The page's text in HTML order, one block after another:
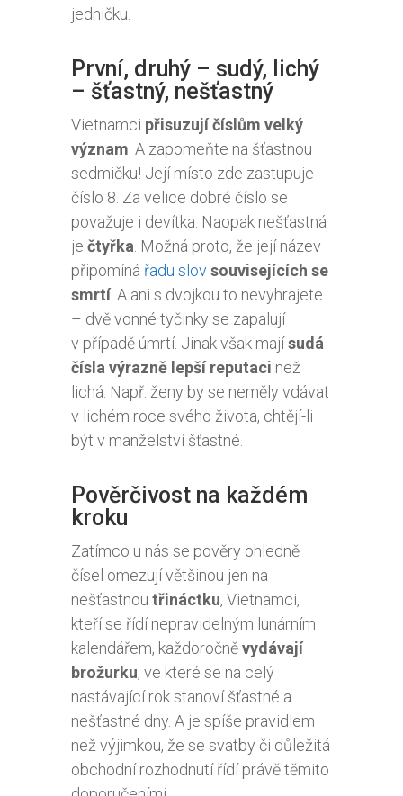
jedničku.
První, druhý – sudý, lichý
– šťastný, nešťastný
Vietnamci přisuzují číslům velký
význam . A zapomeňte na šťastnou
sedmičku! Její místo zde zastupuje
číslo 8. Za velice dobré číslo se
považuje i devítka. Naopak nešťastná
je čtyřka . Možná proto, že její název
připomíná řadu slovsouvisejících se
smrtí. A ani s dvojkou to nevyhrajete
– dvě vonné tyčinky se zapalují
v případě úmrtí. Jinak však majísudá
čísla výrazně lepší reputaci než
lichá. Např. ženy by se neměly vdávat
v lichém roce svého života, chtějí-li
být v manželství šťastné.
Pověrčivost na každém
kroku
Zatímco u nás se pověry ohledně
čísel omezují většinou jen na
nešťastnou třináctku, Vietnamci,
kteří se řídí nepravidelným lunárním
kalendářem, každoročněvydávají
brožurku, ve které se na celý
nastávající rok stanoví šťastné a
nešťastné dny. A je spíše pravidlem
než výjimkou, že se svatby či důležitá
obchodní rozhodnutí řídí právě těmito